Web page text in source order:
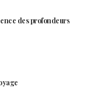
des profondeurs